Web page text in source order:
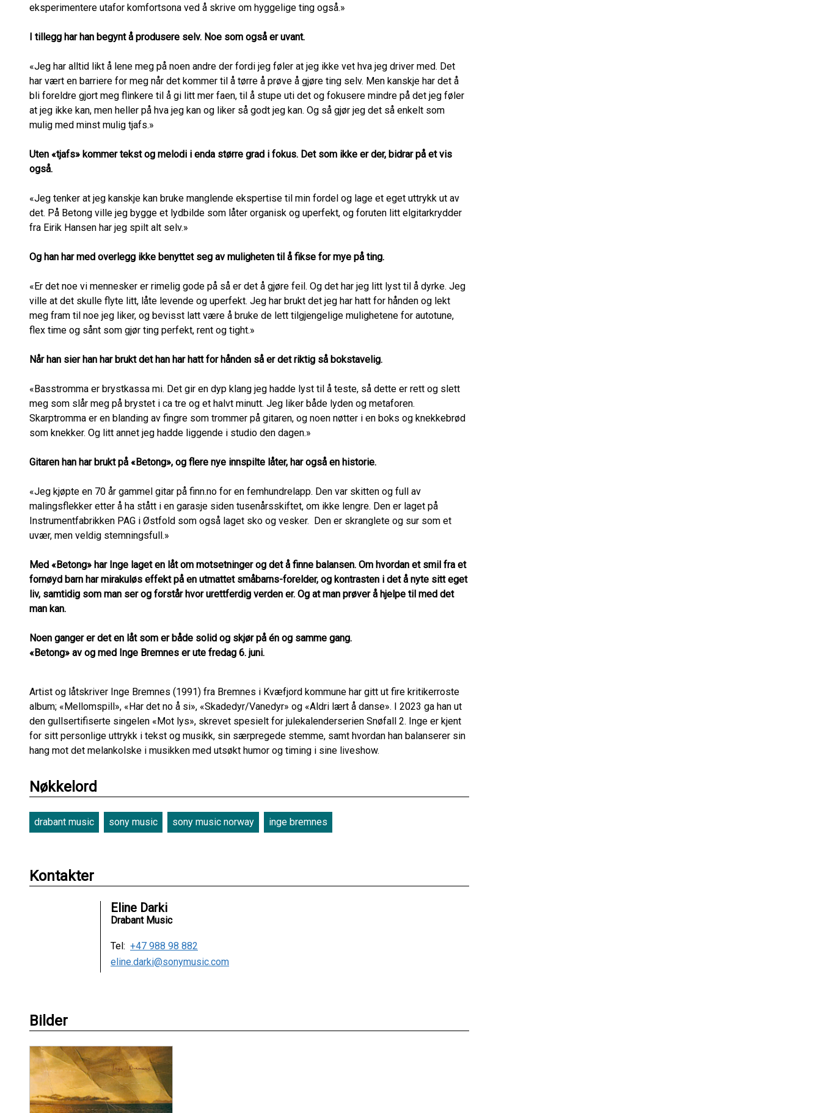
eksperimentere utafor komfortsona ved å skrive om hyggelige ting også.»
I tillegg har han begynt å produsere selv. Noe som også er uvant.
«Jeg har alltid likt å lene meg på noen andre der fordi jeg føler at jeg ikke vet hva jeg driver med. Det
har vært en barriere for meg når det kommer til å tørre å prøve å gjøre ting selv. Men kanskje har det å
bli foreldre gjort meg flinkere til å gi litt mer faen, til å stupe uti det og fokusere mindre på det jeg føler
at jeg ikke kan, men heller på hva jeg kan og liker så godt jeg kan. Og så gjør jeg det så enkelt som
mulig med minst mulig tjafs.»
Uten «tjafs» kommer tekst og melodi i enda større grad i fokus. Det som ikke er der, bidrar på et vis
også.
«Jeg tenker at jeg kanskje kan bruke manglende ekspertise til min fordel og lage et eget uttrykk ut av
det. På Betong ville jeg bygge et lydbilde som låter organisk og uperfekt, og foruten litt elgitarkrydder
fra Eirik Hansen har jeg spilt alt selv.»
Og han har med overlegg ikke benyttet seg av muligheten til å fikse for mye på ting.
«Er det noe vi mennesker er rimelig gode på så er det å gjøre feil. Og det har jeg litt lyst til å dyrke. Jeg
ville at det skulle flyte litt, låte levende og uperfekt. Jeg har brukt det jeg har hatt for hånden og lekt
meg fram til noe jeg liker, og bevisst latt være å bruke de lett tilgjengelige mulighetene for autotune,
flex time og sånt som gjør ting perfekt, rent og tight.»
Når han sier han har brukt det han har hatt for hånden så er det riktig så bokstavelig.
«Basstromma er brystkassa mi. Det gir en dyp klang jeg hadde lyst til å teste, så dette er rett og slett
meg som slår meg på brystet i ca tre og et halvt minutt. Jeg liker både lyden og metaforen.
Skarptromma er en blanding av fingre som trommer på gitaren, og noen nøtter i en boks og knekkebrød
som knekker. Og litt annet jeg hadde liggende i studio den dagen.»
Gitaren han har brukt på «Betong», og flere nye innspilte låter, har også en historie.
«Jeg kjøpte en 70 år gammel gitar på finn.no for en femhundrelapp. Den var skitten og full av
malingsflekker etter å ha stått i en garasje siden tusenårsskiftet, om ikke lengre. Den er laget på
Instrumentfabrikken PAG i Østfold som også laget sko og vesker. Den er skranglete og sur som et
uvær, men veldig stemningsfull.»
Med «Betong» har Inge laget en låt om motsetninger og det å finne balansen. Om hvordan et smil fra et
fornøyd barn har mirakuløs effekt på en utmattet småbarns-forelder, og kontrasten i det å nyte sitt eget
liv, samtidig som man ser og forstår hvor urettferdig verden er. Og at man prøver å hjelpe til med det
man kan.
Noen ganger er det en låt som er både solid og skjør på én og samme gang.
«Betong» av og med Inge Bremnes er ute fredag 6. juni.
Artist og låtskriver Inge Bremnes (1991) fra Bremnes i Kvæfjord kommune har gitt ut fire kritikerroste
album; «Mellomspill», «Har det no å si», «Skadedyr/Vanedyr» og «Aldri lært å danse». I 2023 ga han ut
den gullsertifiserte singelen «Mot lys», skrevet spesielt for julekalenderserien Snøfall 2. Inge er kjent
for sitt personlige uttrykk i tekst og musikk, sin særpregede stemme, samt hvordan han balanserer sin
hang mot det melankolske i musikken med utsøkt humor og timing i sine liveshow.
Nøkkelord
drabant music sony music sony music norway inge bremnes
Kontakter
Eline Darki
Drabant Music
Tel: +47 988 98 882
eline.darki@sonymusic.com
Bilder